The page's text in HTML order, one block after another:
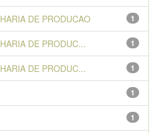
1
DE PRODUCAO
1
DE PRODUC...
1
DE PRODUC...
1
1